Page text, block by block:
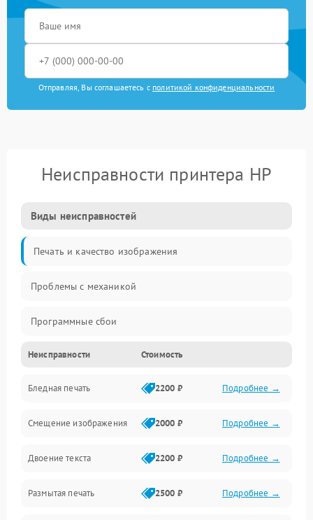
Отправляя, Вы соглашаетесь с политикой конфиденциальности
Неисправности принтера HP
Виды неисправностей
Печать и качество изображения
Проблемы с механикой
Программные сбои
Программные ошибки
Картриджи и расходники
Механика и узлы
Подключение и интерфейсы
Панель управления и индикация
Неисправности Стоимость
Бледная печать 2200 ₽ Подробнее →
Смещение изображения 2000 ₽ Подробнее →
Двоение текста 2200 ₽ Подробнее →
Размытая печать 2500 ₽ Подробнее →